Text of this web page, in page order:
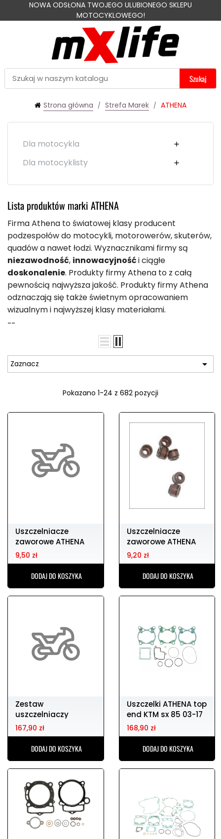
NOWA ODSŁONA TWOJEGO ULUBIONEGO SKLEPU
MOTOCYKLOWEGO!
Szukaj
Strona główna Strefa Marek ATHENA
Dla motocykla 
Dla motocyklisty 
Lista produktów marki ATHENA
Firma Athena to światowej klasy producent
podzespołów do motocykli, motorowerów, skuterów,
quadów a nawet łodzi. Wyznacznikami firmy są
niezawodność, innowacyjnośći ciągłe
doskonalenie. Produkty firmy Athena to z całą
pewnością najwyższa jakość. Produkty firmy Athena
odznaczają się także świetnym opracowaniem
wizualnym i najwyższej klasy materiałami.
--
Zaznacz 
Pokazano 1-24 z 682 pozycji
Uszczelniacze
zaworowe ATHENA
12208-413
9,50 zł
DODAJ DO KOSZYKA
Uszczelniacze
zaworowe ATHENA
12209-413
9,20 zł
DODAJ DO KOSZYKA
Zestaw
uszczelniaczy
silnikowych kxf 250
2004-19
167,90 zł
DODAJ DO KOSZYKA
Uszczelki ATHENA top
end KTM sx 85 03-17
168,90 zł
DODAJ DO KOSZYKA